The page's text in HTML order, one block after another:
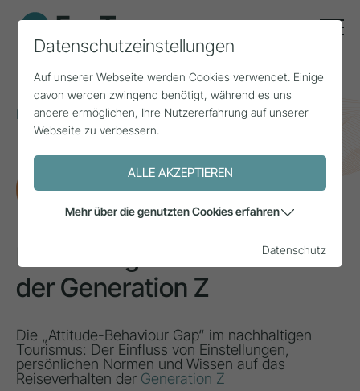
Home Themen
Mobilität
Nachhaltiges Reiseverhalten der Generation Z
FORSCHUNG
Nachhaltiges Reiseverhalten
der Generation Z
Die „Attitude-Behaviour Gap“ im nachhaltigen
Tourismus: Der Einfluss von Einstellungen,
persönlichen Normen und Wissen auf das
Reiseverhalten der Generation Z
Datenschutzeinstellungen
Auf unserer Webseite werden Cookies verwendet. Einige
davon werden zwingend benötigt, während es uns
andere ermöglichen, Ihre Nutzererfahrung auf unserer
Webseite zu verbessern.
ALLE AKZEPTIEREN
Mehr über die genutzten Cookies erfahren
Datenschutz